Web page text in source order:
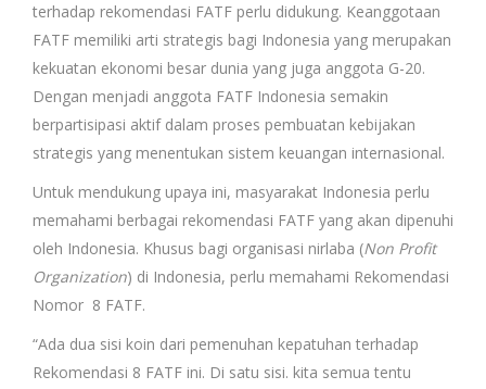
terhadap rekomendasi FATF perlu didukung. Keanggotaan
FATF memiliki arti strategis bagi Indonesia yang merupakan
kekuatan ekonomi besar dunia yang juga anggota G-20.
Dengan menjadi anggota FATF Indonesia semakin
berpartisipasi aktif dalam proses pembuatan kebijakan
strategis yang menentukan sistem keuangan internasional.
Untuk mendukung upaya ini, masyarakat Indonesia perlu
memahami berbagai rekomendasi FATF yang akan dipenuhi
oleh Indonesia. Khusus bagi organisasi nirlaba (Non Profit
Organization) di Indonesia, perlu memahami Rekomendasi
Nomor 8 FATF.
“Ada dua sisi koin dari pemenuhan kepatuhan terhadap
Rekomendasi 8 FATF ini. Di satu sisi. kita semua tentu